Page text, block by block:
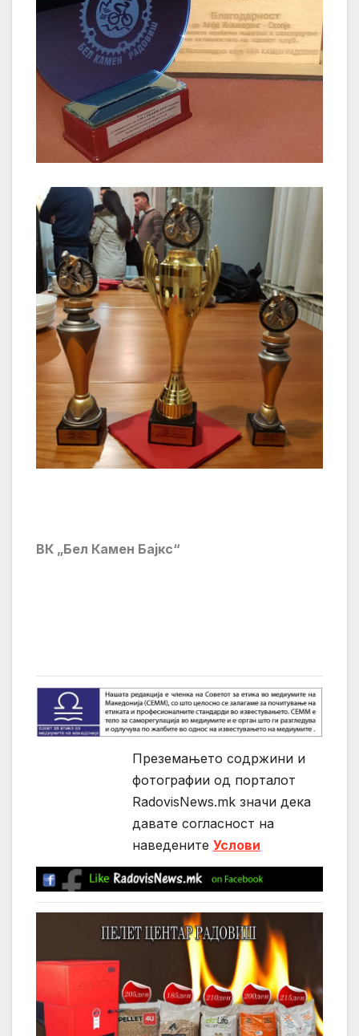
ВК „Бел Камен Бајкс“
Преземањето содржини и
фотографии од порталот
RadovisNews.mk значи дека
давате согласност на
нaведените Услови